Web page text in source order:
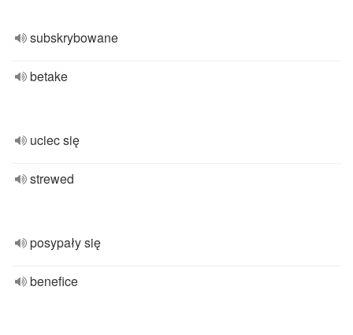
subskrybowane
betake
uciec się
strewed
posypały się
benefice